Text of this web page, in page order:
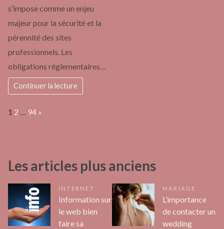
s’impose comme un enjeu
majeur pour la sécurité et la
pérennité des sites
professionnels. Les
obligations réglementaires…
Continuer la lecture
Page:
1 2 94 Next
»
Les articles plus anciens
INTERNET
Information sur
le web bien
faire sa
MARIAGE
L’importance
de contacter un
wedding